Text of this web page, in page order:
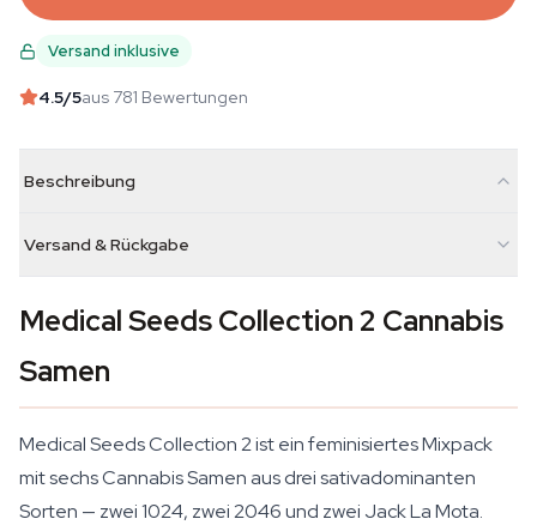
Versand inklusive
4.5/5aus 781 Bewertungen
Beschreibung
Versand & Rückgabe
Medical Seeds Collection 2 Cannabis
Samen
Medical Seeds Collection 2 ist ein feminisiertes Mixpack
mit sechs Cannabis Samen aus drei sativadominanten
Sorten — zwei 1024, zwei 2046 und zwei Jack La Mota.